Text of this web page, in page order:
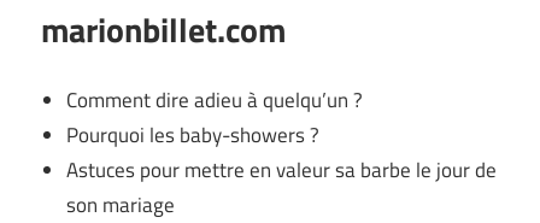
marionbillet.com
Comment dire adieu à quelqu’un ?
Pourquoi les baby-showers ?
Astuces pour mettre en valeur sa barbe le jour de
son mariage